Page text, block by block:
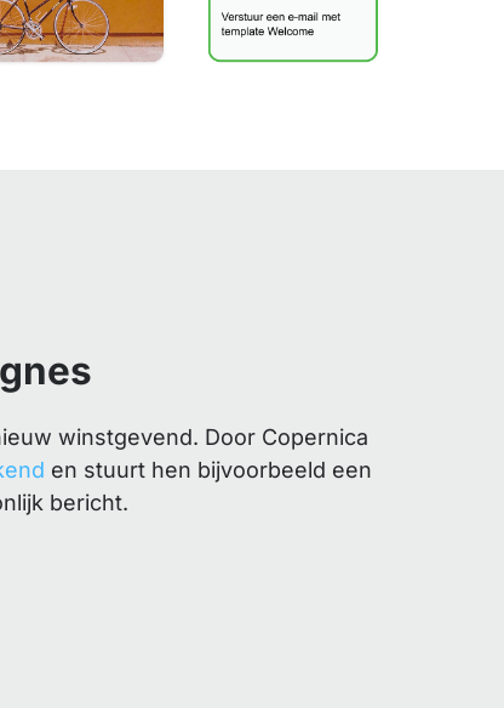
winstgevend. Door Copernica
en stuurt hen bijvoorbeeld een
bericht.